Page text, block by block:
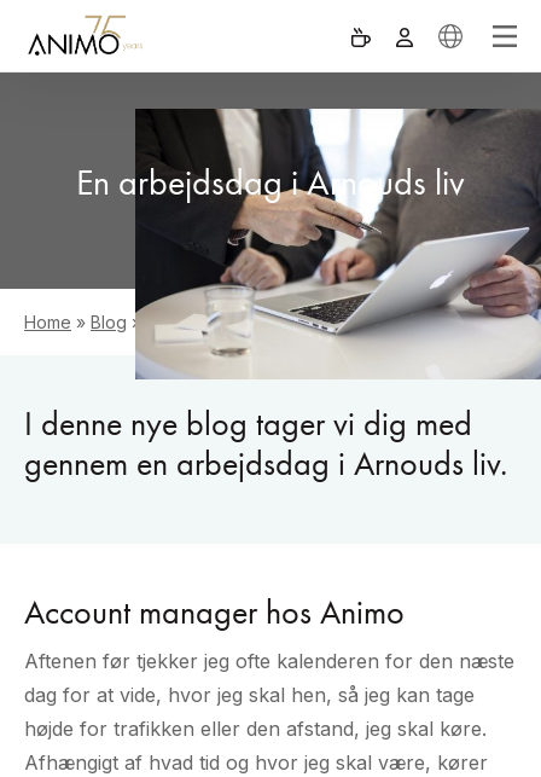
En arbejdsdag i Arnouds liv
Home » Blog » En arbejdsdag i Arnouds liv
I denne nye blog tager vi dig med
gennem en arbejdsdag i Arnouds liv.
Account manager hos Animo
Aftenen før tjekker jeg ofte kalenderen for den næste
dag for at vide, hvor jeg skal hen, så jeg kan tage
højde for trafikken eller den afstand, jeg skal køre.
Afhængigt af hvad tid og hvor jeg skal være, kører